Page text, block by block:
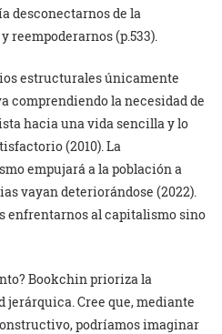
desconectarnos de la
reempoderarnos (p.533).
estructurales únicamente
comprendiendo la necesidad de
hacia una vida sencilla y lo
(2010). La
empujará a la población a
vayan deteriorándose (2022).
enfrentarnos al capitalismo sino
Bookchin prioriza la
Cree que, mediante
podríamos imaginar